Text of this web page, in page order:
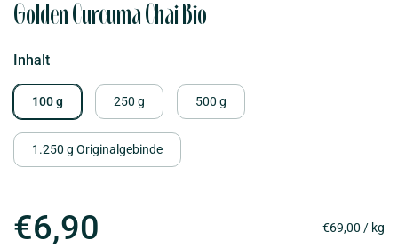
Golden Curcuma Chai Bio
Inhalt
100 g 250 g 500 g
1.250 g Originalgebinde
€6,90 €69,00 / kg